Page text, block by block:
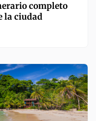
completo
la ciudad